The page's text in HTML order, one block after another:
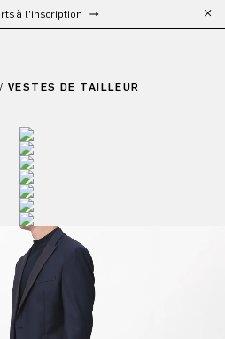
à partir de 300 €
/ VESTES DE TAILLEUR